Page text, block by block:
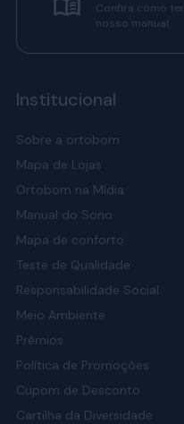
Confira como
nosso manual.
Institucional
Sobre a ortobom
Mapa de Lojas
Ortobom na Mídia
Manual do Sono
Mapa de conforto
Teste de Qualidade
Responsabilidade Social
Meio Ambiente
Prêmios
Política de Promoções
Cupom de Desconto
Cartilha da Diversidade